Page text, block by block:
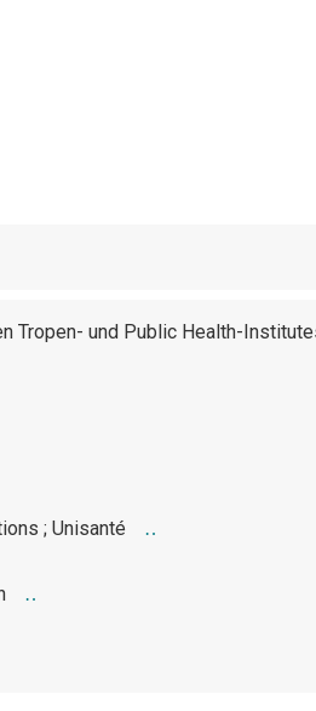
Tropen- und Public Health-
; Unisanté